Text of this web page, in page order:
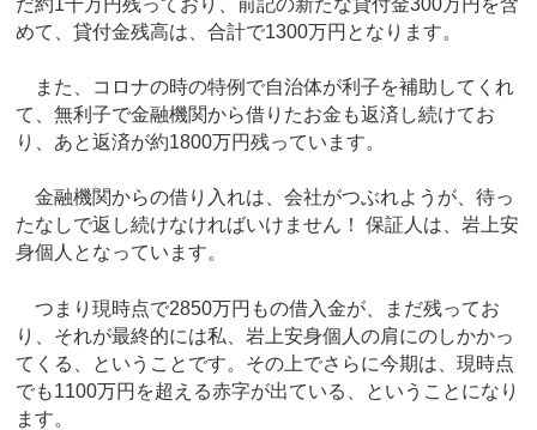
めて、貸付金残高は、合計で1300万円となります。
また、コロナの時の特例で自治体が利子を補助してくれ
て、無利子で金融機関から借りたお金も返済し続けてお
り、あと返済が約1800万円残っています。
金融機関からの借り入れは、会社がつぶれようが、待っ
たなしで返し続けなければいけません！ 保証人は、岩上安
身個人となっています。
つまり現時点で2850万円もの借入金が、まだ残ってお
り、それが最終的には私、岩上安身個人の肩にのしかかっ
てくる、ということです。その上でさらに今期は、現時点
でも1100万円を超える赤字が出ている、ということになり
ます。